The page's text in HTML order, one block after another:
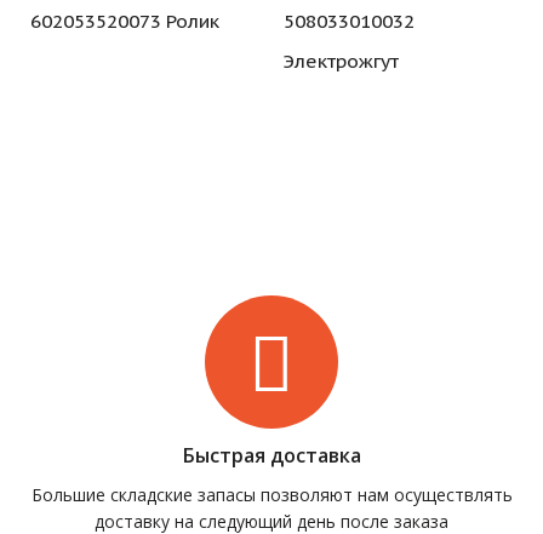
602053520073 Ролик
508033010032
Электрожгут
Быстрая доставка
Большие складские запасы позволяют нам осуществлять
доставку на следующий день после заказа